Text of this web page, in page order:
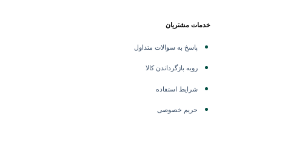
خدمات مشتریان
پاسخ به سوالات متداول
رویه بازگرداندن کالا
شرایط استفاده
حریم خصوصی